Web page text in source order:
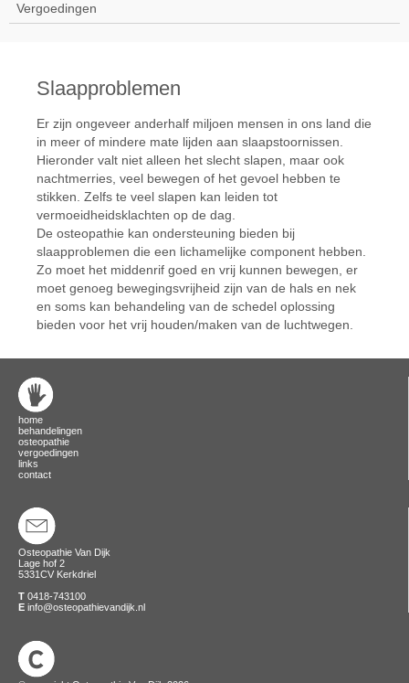
Vergoedingen
Slaapproblemen
Er zijn ongeveer anderhalf miljoen mensen in ons land die
in meer of mindere mate lijden aan slaapstoornissen.
Hieronder valt niet alleen het slecht slapen, maar ook
nachtmerries, veel bewegen of het gevoel hebben te
stikken. Zelfs te veel slapen kan leiden tot
vermoeidheidsklachten op de dag.
De osteopathie kan ondersteuning bieden bij
slaapproblemen die een lichamelijke component hebben.
Zo moet het middenrif goed en vrij kunnen bewegen, er
moet genoeg bewegingsvrijheid zijn van de hals en nek
en soms kan behandeling van de schedel oplossing
bieden voor het vrij houden/maken van de luchtwegen.
home
behandelingen
osteopathie
vergoedingen
links
contact
Osteopathie Van Dijk
Lage hof 2
5331CV Kerkdriel
T 0418-743100
E info@osteopathievandijk.nl